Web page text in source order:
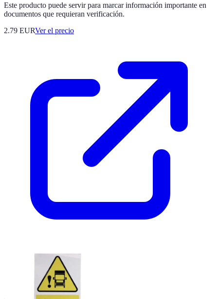
Este producto puede servir para marcar información importante en
documentos que requieran verificación.
2.79 EURVer el precio